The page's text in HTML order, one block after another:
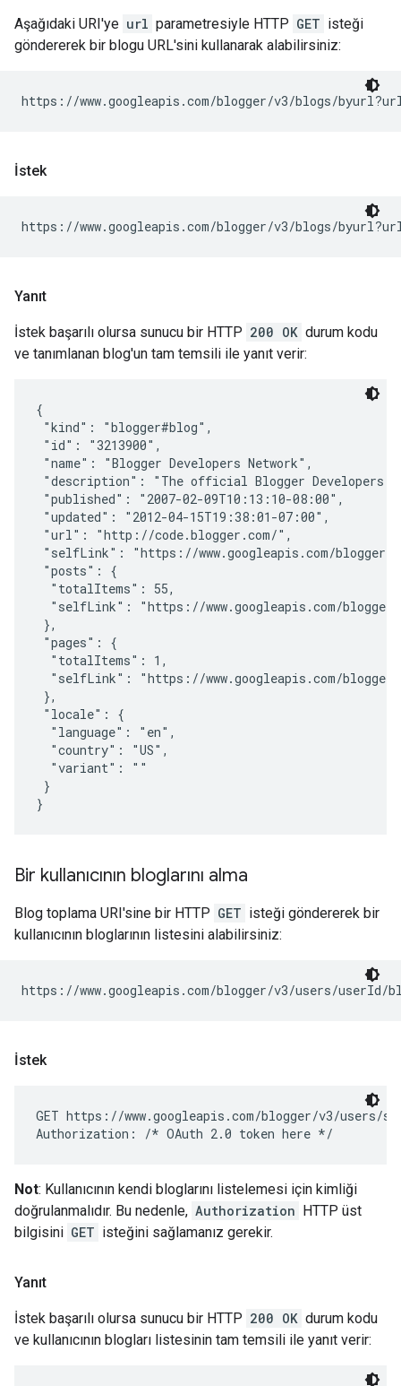
Aşağıdaki URI'ye url parametresiyle HTTP GET isteği
göndererek bir blogu URL'sini kullanarak alabilirsiniz:
https://www.googleapis.com/blogger/v3/blogs/
İstek
https://www.googleapis.com/blogger/v3/blogs/
Yanıt
İstek başarılı olursa sunucu bir HTTP 200 OK durum kodu
ve tanımlanan blog'un tam temsili ile yanıt verir:
{
"kind": "blogger#blog",
"id": "3213900",
"name": "Blogger Developers Network",
"description": "The official Blogger Developers
"published": "2007-02-09T10:13:10-08:00",
"updated": "2012-04-15T19:38:01-07:00",
"url": "http://code.blogger.com/",
"selfLink": "https://www.googleapis.com/blogger/
"posts": {
  "totalItems": 55,
"selfLink": "https://www.googleapis.com/
},
"pages": {
  "totalItems": 1,
"selfLink": "https://www.googleapis.com/
},
"locale": {
  "language": "en",
  "country": "US",
  "variant": ""
}
Bir kullanıcının bloglarını alma
Blog toplama URI'sine bir HTTP GET isteği göndererek bir
kullanıcının bloglarının listesini alabilirsiniz:
https://www.googleapis.com/blogger/v3/users/userId
İstek
GET https://www.googleapis.com/blogger/v3/users/
Authorization:
/* OAuth 2.0 token here */
Not: Kullanıcının kendi bloglarını listelemesi için kimliği
doğrulanmalıdır. Bu nedenle, Authorization HTTP üst
bilgisini GET isteğini sağlamanız gerekir.
Yanıt
İstek başarılı olursa sunucu bir HTTP 200 OK durum kodu
ve kullanıcının blogları listesinin tam temsili ile yanıt verir: